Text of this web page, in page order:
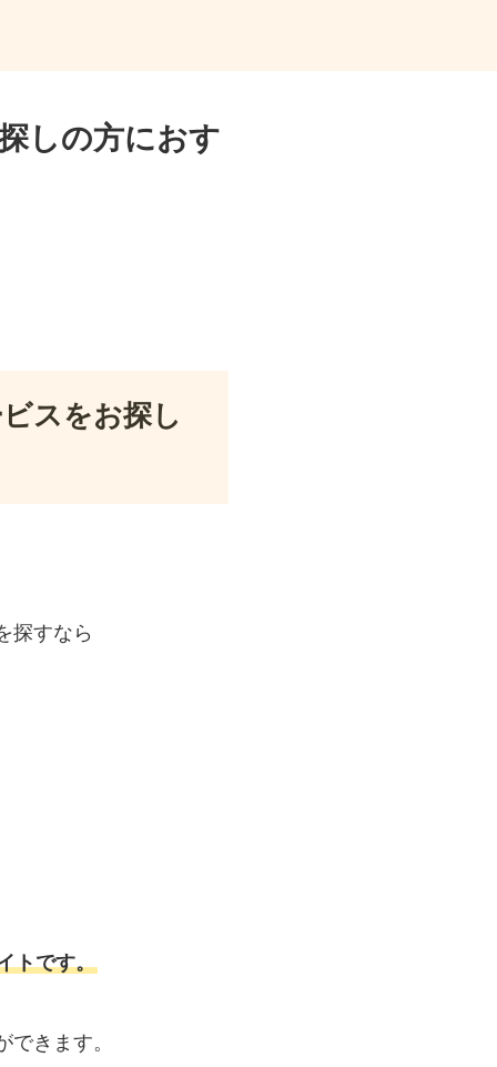
しの方におす
スをお探し
探すなら
トです。
きます。